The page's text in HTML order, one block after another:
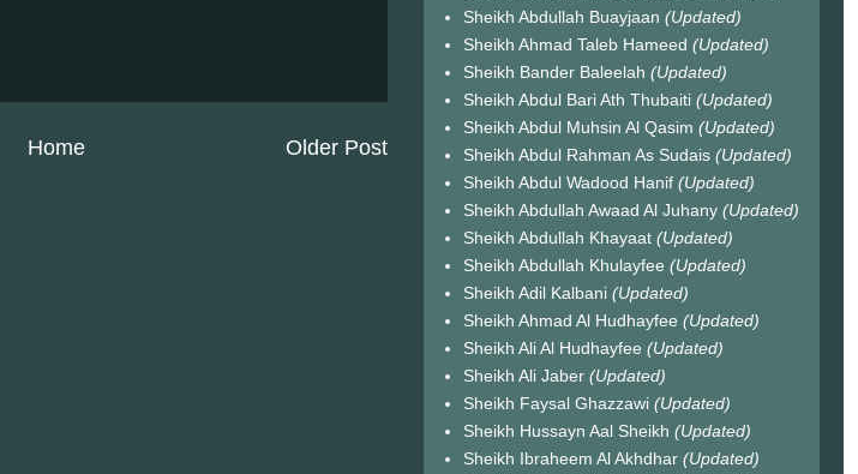
Older Post
Home
Sheikh Abdullah Buayjaan (Updated)
Sheikh Ahmad Taleb Hameed (Updated)
Sheikh Bander Baleelah (Updated)
Sheikh Abdul Bari Ath Thubaiti (Updated)
Sheikh Abdul Muhsin Al Qasim (Updated)
Sheikh Abdul Rahman As Sudais (Updated)
Sheikh Abdul Wadood Hanif (Updated)
Sheikh Abdullah Awaad Al Juhany (Updated)
Sheikh Abdullah Khayaat (Updated)
Sheikh Abdullah Khulayfee (Updated)
Sheikh Adil Kalbani (Updated)
Sheikh Ahmad Al Hudhayfee (Updated)
Sheikh Ali Al Hudhayfee (Updated)
Sheikh Ali Jaber (Updated)
Sheikh Faysal Ghazzawi (Updated)
Sheikh Hussayn Aal Sheikh (Updated)
Sheikh Ibraheem Al Akhdhar (Updated)